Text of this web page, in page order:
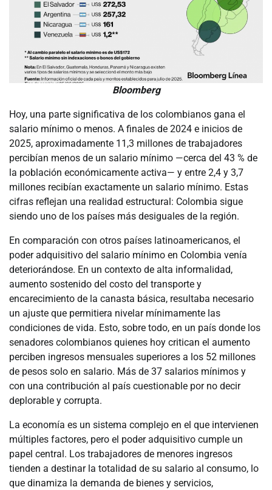
Bloomberg
Hoy, una parte significativa de los colombianos gana el
salario mínimo o menos. A finales de 2024 e inicios de
2025, aproximadamente 11,3 millones de trabajadores
percibían menos de un salario mínimo —cerca del 43 % de
la población económicamente activa— y entre 2,4 y 3,7
millones recibían exactamente un salario mínimo. Estas
cifras reflejan una realidad estructural: Colombia sigue
siendo uno de los países más desiguales de la región.
En comparación con otros países latinoamericanos, el
poder adquisitivo del salario mínimo en Colombia venía
deteriorándose. En un contexto de alta informalidad,
aumento sostenido del costo del transporte y
encarecimiento de la canasta básica, resultaba necesario
un ajuste que permitiera nivelar mínimamente las
condiciones de vida. Esto, sobre todo, en un país donde los
senadores colombianos quienes hoy critican el aumento
perciben ingresos mensuales superiores a los 52 millones
de pesos solo en salario. Más de 37 salarios mínimos y
con una contribución al país cuestionable por no decir
deplorable y corrupta.
La economía es un sistema complejo en el que intervienen
múltiples factores, pero el poder adquisitivo cumple un
papel central. Los trabajadores de menores ingresos
tienden a destinar la totalidad de su salario al consumo, lo
que dinamiza la demanda de bienes y servicios,